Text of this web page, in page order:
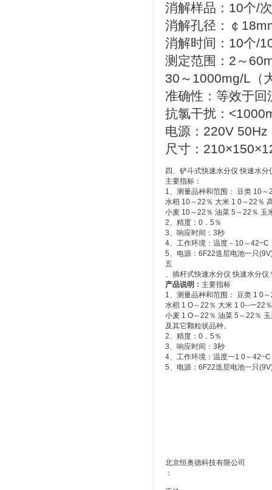
消解样品：10个/次
消解孔径：￠
消解时间：10个/
测定范围：2～
30～1000mg/L（
准确性：等效于回
抗氯干扰：
电源：220V 50Hz
尺寸：
四、铲斗式快速水分仪 快速水
主要指标：
1、测量品种和范围： 豆类 10～
水稻 10～22％ 大米 1 0～22％
小麦 10～22％ 油菜 5～22％ 玉
2、精度：0．5％
3、响应时间：3秒
4、工作环境：温度－10～42~C
5、电源：6F22迭层电池一只
五
、插杆式快速水分仪 快速水分
产品说明： 主要指标
1、测量品种和范围： 豆类 1 0
水稻 1 O～22％ 大米 1 0--一22
小麦 1 O～22％ 油菜 5～22％
及其它颗粒状品种。
2、精度：0．5％
3、响应时间：3秒
4、工作环境：温度一1 0～
5、电源：6F22迭层电池一只
北京恒奥德科技有限公司
：